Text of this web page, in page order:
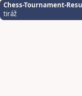
Chess-Tournament-
tiráž